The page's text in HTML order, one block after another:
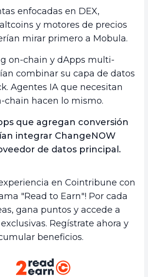
enfocadas en DEX,
y motores de precios
mirar primero a Mobula.
on-chain y dApps multi-
combinar su capa de datos
Agentes IA que necesitan
chain hacen lo mismo.
que agregan conversión
integrar ChangeNOW
de datos principal.
en Cointribune con
"Read to Earn"! Por cada
gana puntos y accede a
Regístrate ahora y
beneficios.